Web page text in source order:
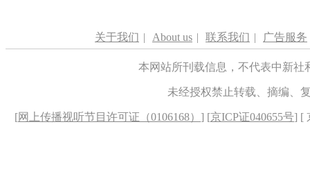
关于我们 | About us | 联系我们 | 广告服务
本网站所刊载信息，不代表中新
未经授权禁止转载、摘编、
[网上传播视听节目许可证（0106168） ] [京ICP证040655号] [